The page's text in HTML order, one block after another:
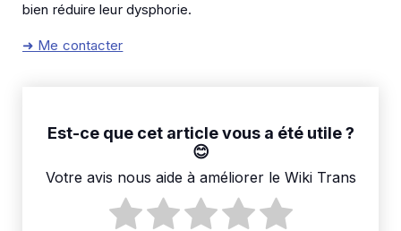
bien réduire leur dysphorie.
➜ Me contacter
Est-ce que cet article vous a été utile ?
Votre avis nous aide à améliorer le Wiki Trans